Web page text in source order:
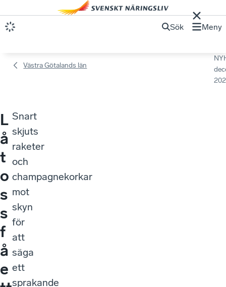
Sök Meny
Västra Götalands län
L
å
t
o
s
s
f
å
e
Snart
skjuts
raketer
och
champagnekorkar
mot
skyn
för
att
säga
ett
sprakande